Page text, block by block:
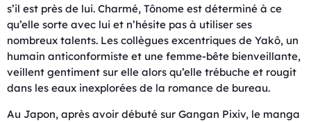
s’il est près de lui. Charmé, Tônome est déterminé à ce
qu’elle sorte avec lui et n’hésite pas à utiliser ses
nombreux talents. Les collègues excentriques de Yakô, un
humain anticonformiste et une femme-bête bienveillante,
veillent gentiment sur elle alors qu’elle trébuche et rougit
dans les eaux inexplorées de la romance de bureau.
Au Japon, après avoir débuté sur Gangan Pixiv, le manga